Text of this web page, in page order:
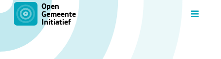
Open
Gemeente
Initiatief